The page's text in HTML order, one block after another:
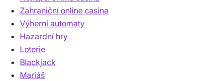
Zahraniční online casina
Výherní automaty
Hazardní hry
Loterie
Blackjack
Mariáš